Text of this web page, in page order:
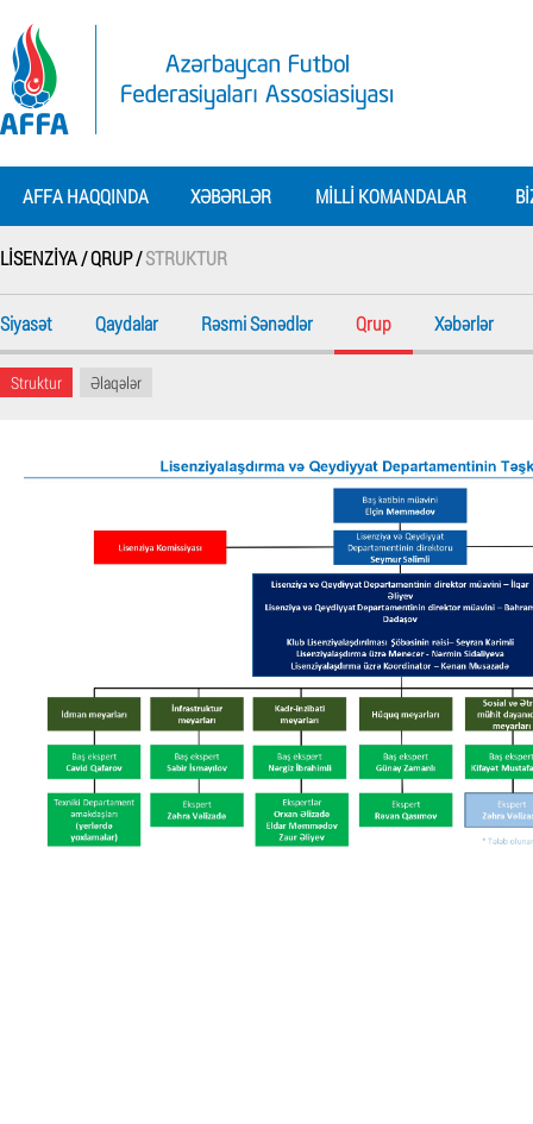
AFFA HAQQINDA XƏBƏRLƏR MILLI KOMANDALAR
LISENZIYA /QRUP /STRUKTUR
Siyasət Qaydalar Rəsmi Sənədlər Qrup Xəbərlər
Struktur Əlaqələr